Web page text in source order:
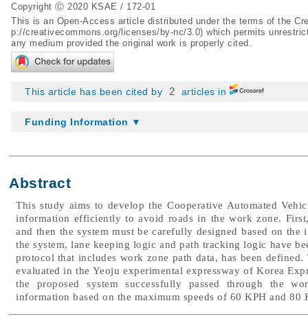
Copyright Ⓒ 2020 KSAE / 172-01
This is an Open-Access article distributed under the terms of the
p://creativecommons.org/licenses/by-nc/3.0) which permits
any medium provided the original work is properly cited.
This article has been cited by 2 articles in
Funding Information ▼
Abstract
This study aims to develop the Cooperative Automated
information efficiently to avoid roads in the work zone.
and then the system must be carefully designed based on
the system, lane keeping logic and path tracking logic have
protocol that includes work zone path data, has been
evaluated in the Yeoju experimental expressway of Korea
the proposed system successfully passed through the
information based on the maximum speeds of 60 KPH and 80